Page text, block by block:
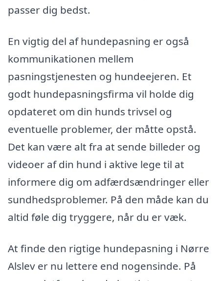
passer dig bedst.
En vigtig del af hundepasning er også
kommunikationen mellem
pasningstjenesten og hundeejeren. Et
godt hundepasningsfirma vil holde dig
opdateret om din hunds trivsel og
eventuelle problemer, der måtte opstå.
Det kan være alt fra at sende billeder og
videoer af din hund i aktive lege til at
informere dig om adfærdsændringer eller
sundhedsproblemer. På den måde kan du
altid føle dig tryggere, når du er væk.
At finde den rigtige hundepasning i Nørre
Alslev er nu lettere end nogensinde. På